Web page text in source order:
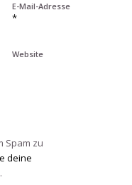
E-Mail-Adresse
*
Website
Spam zu
deine
.